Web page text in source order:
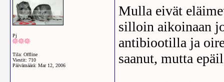
Pj
Tila: Offline
Viestit: 710
Päivämäärä: Mar 12, 2006
Mulla eivät
silloin aikoinaan
antibiootilla ja
saanut, mutta